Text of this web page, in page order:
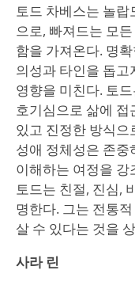
토드 차베스는 놀
으로, 빠져드는 모
함을 가져온다. 명
의성과 타인을 돕
영향을 미친다. 토
호기심으로 삶에 접
있고 진정한 방식으
성애 정체성은 존
이해하는 여정을 강
토드는 친절, 진심,
명한다. 그는 전통
살 수 있다는 것을
사라 린